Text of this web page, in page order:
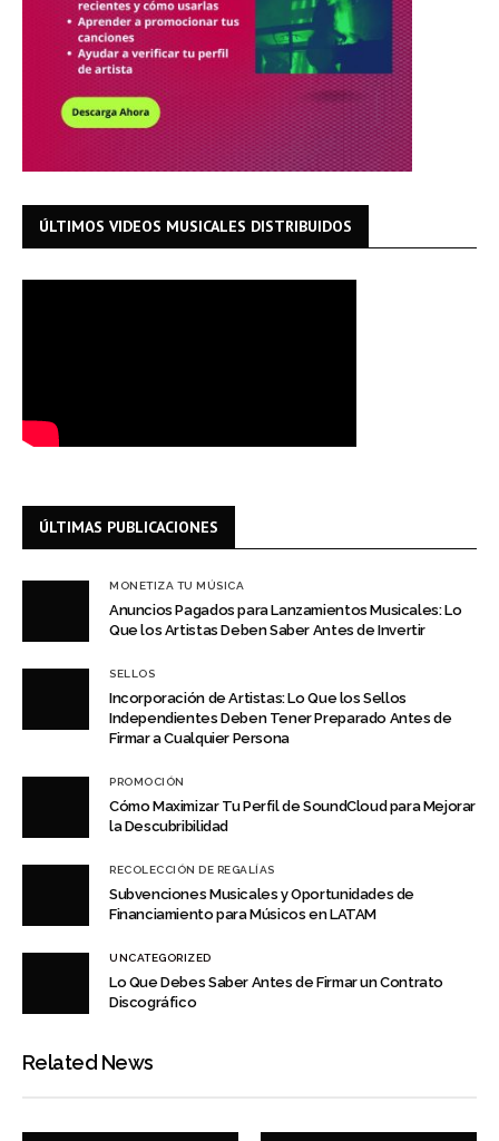
ÚLTIMOS VIDEOS MUSICALES DISTRIBUIDOS
ÚLTIMAS PUBLICACIONES
MONETIZA TU MÚSICA
Anuncios Pagados para Lanzamientos Musicales: Lo
Que los Artistas Deben Saber Antes de Invertir
SELLOS
Incorporación de Artistas: Lo Que los Sellos
Independientes Deben Tener Preparado Antes de
Firmar a Cualquier Persona
PROMOCIÓN
Cómo Maximizar Tu Perfil de SoundCloud para Mejorar
la Descubribilidad
RECOLECCIÓN DE REGALÍAS
Subvenciones Musicales y Oportunidades de
Financiamiento para Músicos en LATAM
UNCATEGORIZED
Lo Que Debes Saber Antes de Firmar un Contrato
Discográfico
Related News